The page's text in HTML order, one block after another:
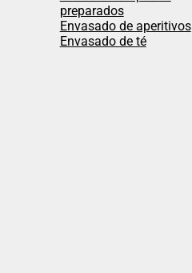
preparados
Envasado de aperitivos
Envasado de té